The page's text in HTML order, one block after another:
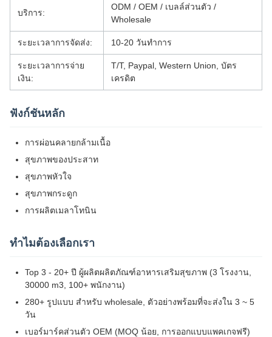
บริการ:
ODM / OEM / เบลล์ส่วนตัว /
Wholesale
ระยะเวลาการจัดส่ง: 10-20 วันทําการ
ระยะเวลาการจ่าย
เงิน:
T/T, Paypal, Western Union, บัตร
เครดิต
ฟังก์ชันหลัก
การผ่อนคลายกล้ามเนื้อ
สุขภาพของประสาท
สุขภาพหัวใจ
สุขภาพกระดูก
การผลิตเมลาโทนิน
ทําไมต้องเลือกเรา
Top 3 - 20+ ปี ผู้ผลิตผลิตภัณฑ์อาหารเสริมสุขภาพ (3 โรงงาน,
30000 m3, 100+ พนักงาน)
280+ รูปแบบ สําหรับ wholesale, ตัวอย่างพร้อมที่จะส่งใน 3 ~ 5
วัน
เบอร์มาร์คส่วนตัว OEM (MOQ น้อย, การออกแบบแพคเกจฟรี)